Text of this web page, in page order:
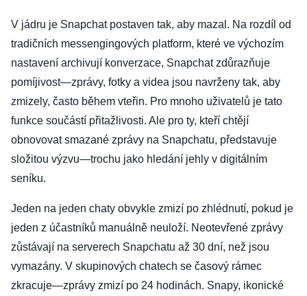
V jádru je Snapchat postaven tak, aby mazal. Na rozdíl od
tradičních messengingových platform, které ve výchozím
nastavení archivují konverzace, Snapchat zdůrazňuje
pomíjivost—zprávy, fotky a videa jsou navrženy tak, aby
zmizely, často během vteřin. Pro mnoho uživatelů je tato
funkce součástí přitažlivosti. Ale pro ty, kteří chtějí
obnovovat smazané zprávy na Snapchatu, představuje
složitou výzvu—trochu jako hledání jehly v digitálním
seníku.
Jeden na jeden chaty obvykle zmizí po zhlédnutí, pokud je
jeden z účastníků manuálně neuloží. Neotevřené zprávy
zůstávají na serverech Snapchatu až 30 dní, než jsou
vymazány. V skupinových chatech se časový rámec
zkracuje—zprávy zmizí po 24 hodinách. Snapy, ikonické